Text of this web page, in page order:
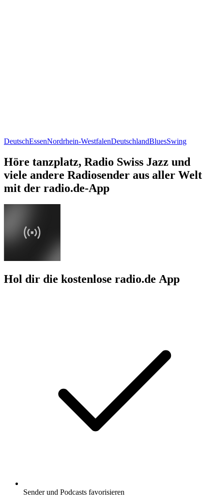
DeutschEssenNordrhein-WestfalenDeutschlandBluesSwing
Höre tanzplatz, Radio Swiss Jazz und
viele andere Radiosender aus aller Welt
mit der radio.de-App
Hol dir die kostenlose radio.de App
Sender und Podcasts favorisieren